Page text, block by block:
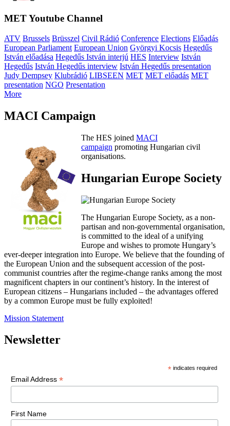
MET Youtube Channel
ATV Brussels Brüsszel Civil Rádió Conference Elections Előadás
European Parliament European Union Györgyi Kocsis Hegedűs
István előadása Hegedűs István interjú HES Interview István
Hegedűs István Hegedűs interview István Hegedűs presentation
Judy Dempsey Klubrádió LIBSEEN MET MET előadás MET
presentation NGO Presentation
More
MACI Campaign
The HES joined MACI
campaign promoting Hungarian civil
organisations.
Hungarian Europe Society
The Hungarian Europe Society, as a non-
partisan and non-governmental organisation,
is committed to the ideal of a unifying
Europe and wishes to promote Hungary’s
ever-deeper integration into Europe. We believe that the founding of
the European Union and the subsequent accession of the post-
communist countries after the regime-change ranks among the most
magnificent chapters in our continent’s history. In the interest of
European citizens – Hungarians included – the advantages offered
by a common Europe must be fully exploited!
Mission Statement
Newsletter
* indicates required
Email Address *
First Name